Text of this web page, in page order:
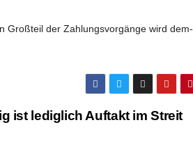
Groß­teil der Zah­lungs­vor­gän­ge wird dem­
ist ledig­lich Auf­takt im Streit